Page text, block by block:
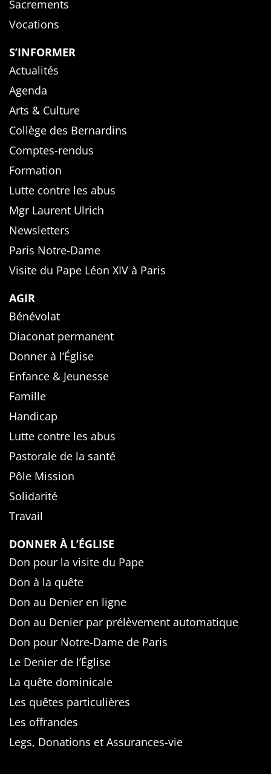
Sacrements
Vocations
S’INFORMER
Actualités
Agenda
Arts & Culture
Collège des Bernardins
Comptes-rendus
Formation
Lutte contre les abus
Mgr Laurent Ulrich
Newsletters
Paris Notre-Dame
Visite du Pape Léon XIV à Paris
AGIR
Bénévolat
Diaconat permanent
Donner à l’Église
Enfance & Jeunesse
Famille
Handicap
Lutte contre les abus
Pastorale de la santé
Pôle Mission
Solidarité
Travail
DONNER À L’ÉGLISE
Don pour la visite du Pape
Don à la quête
Don au Denier en ligne
Don au Denier par prélèvement automatique
Don pour Notre-Dame de Paris
Le Denier de l’Église
La quête dominicale
Les quêtes particulières
Les offrandes
Legs, Donations et Assurances-vie